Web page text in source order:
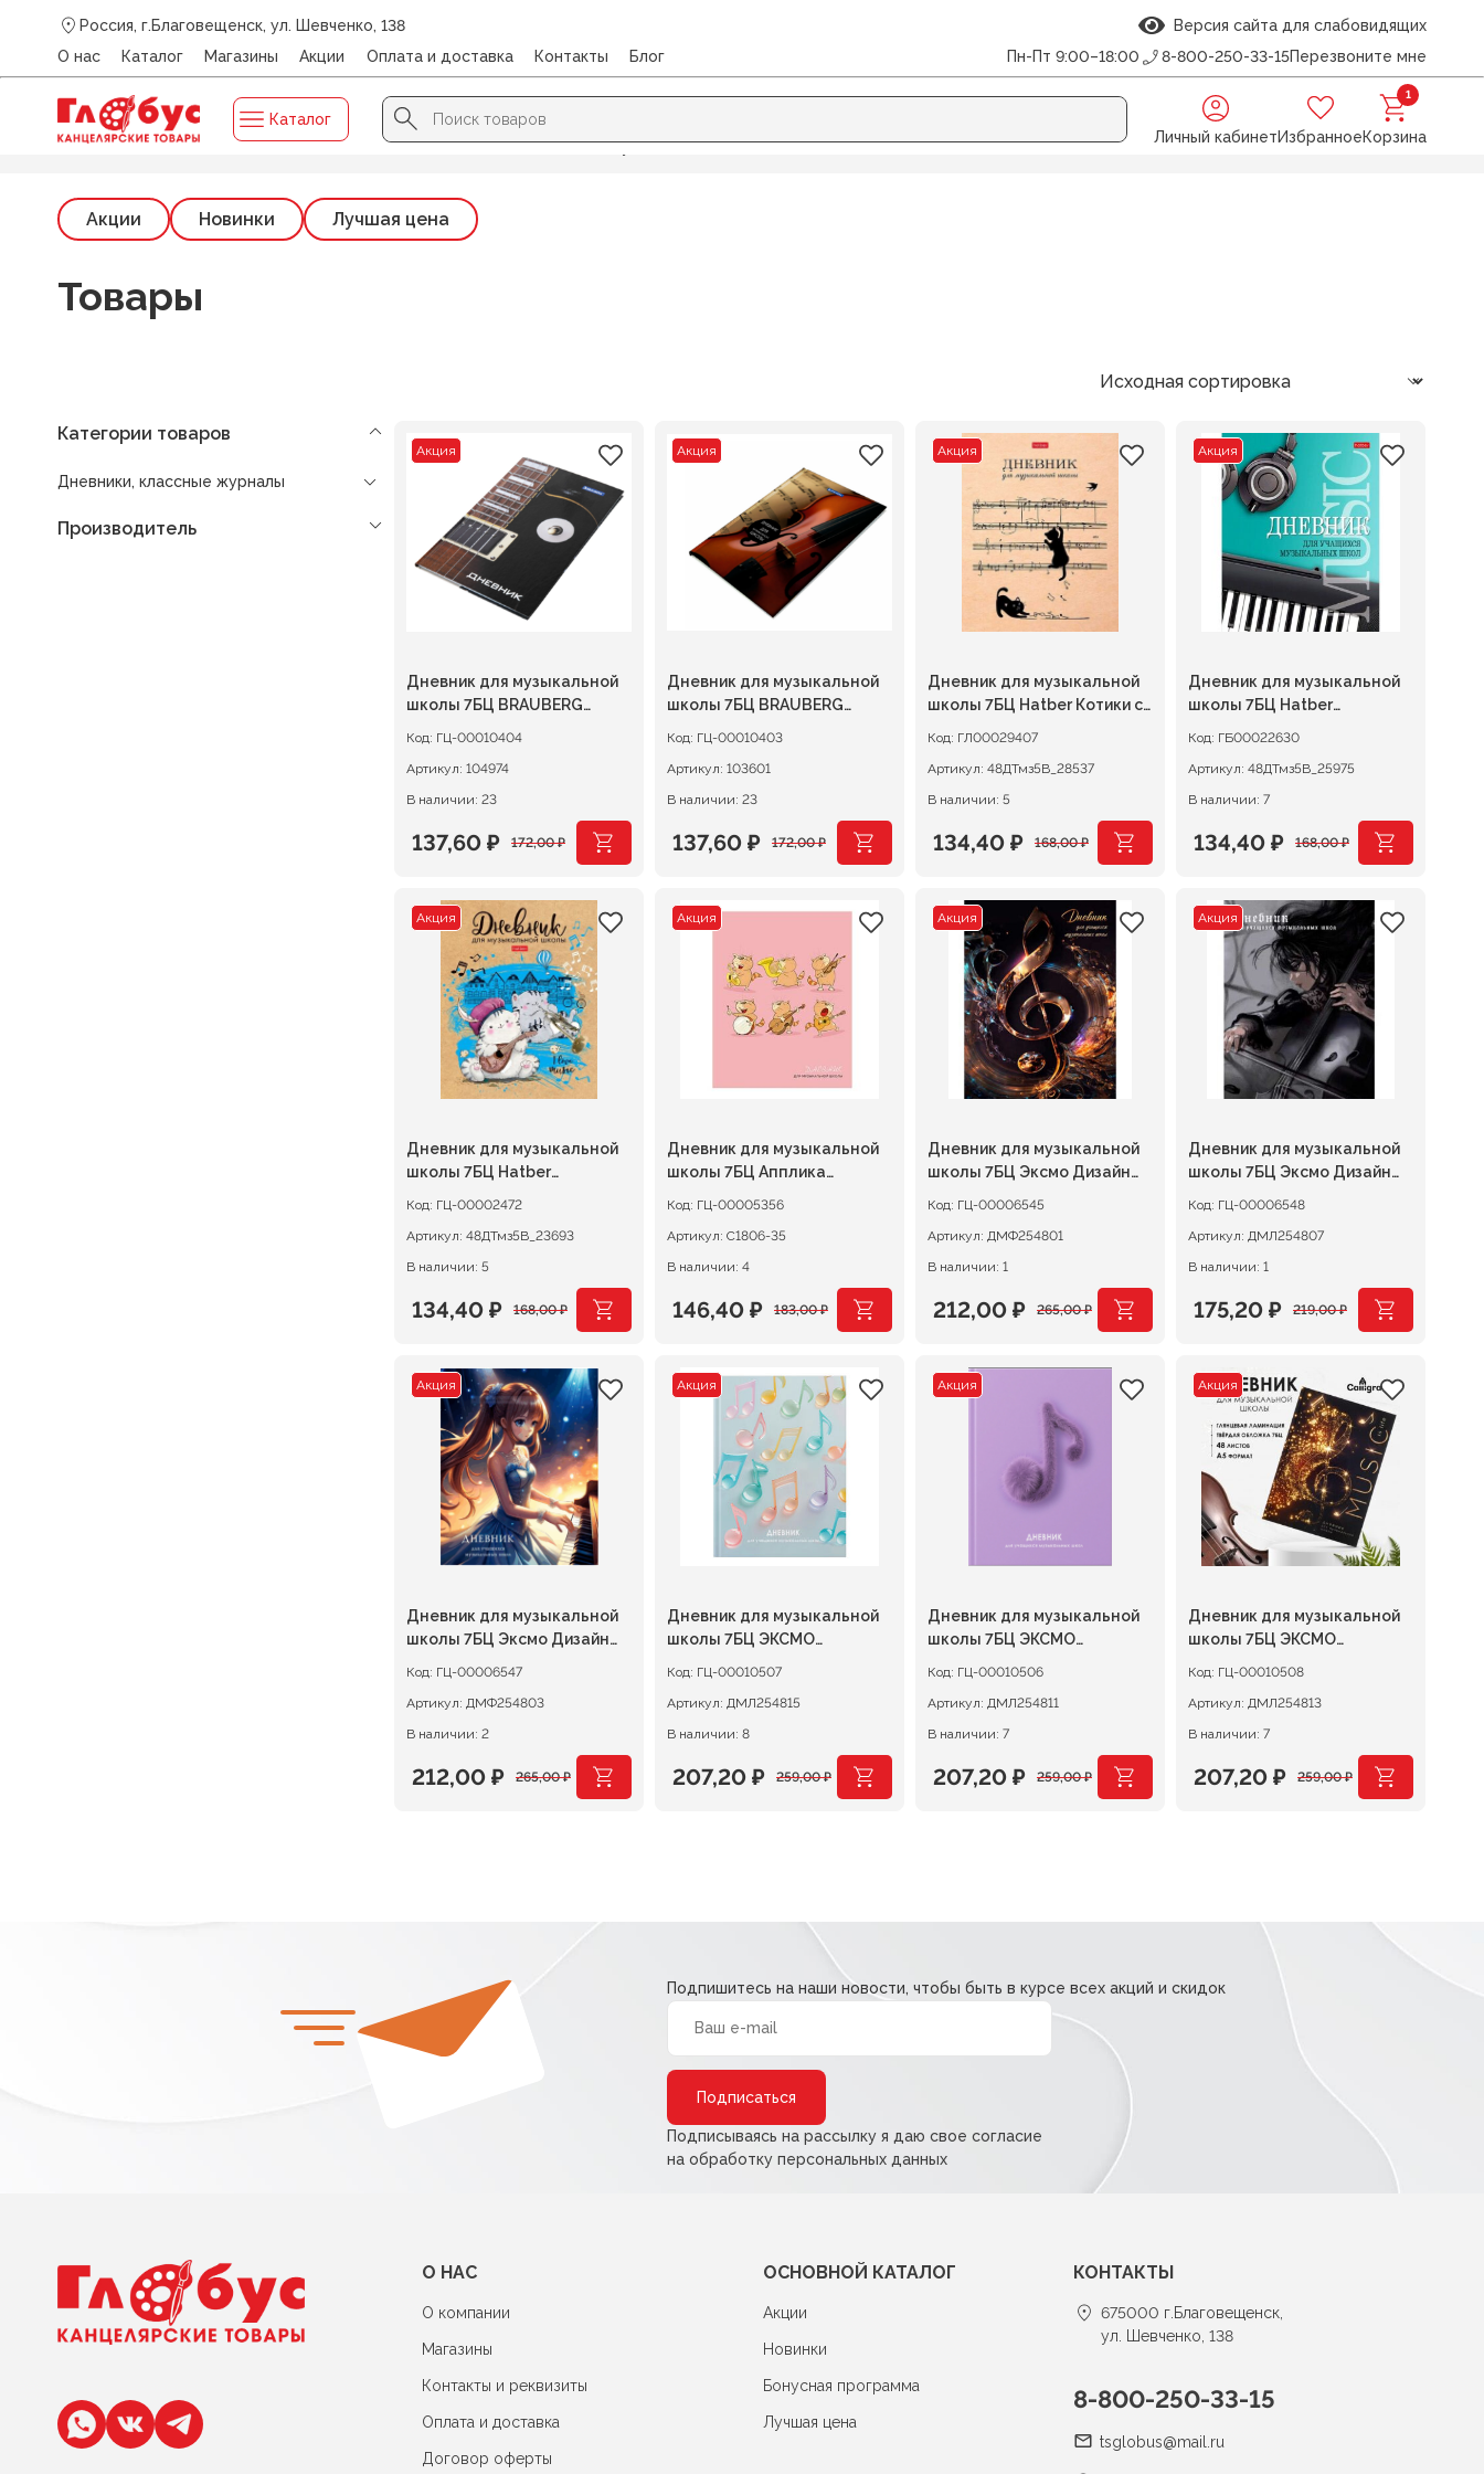
Россия, г.Благовещенск, ул. Шевченко, 138
Версия сайта для слабовидящих
О нас
Каталог Магазины Акции Оплата и доставка Контакты Блог Пн-Пт 9:00–18:00 8-800-250-33-15Перезвоните мне
Каталог
Search
for:
Search Button
Личный кабинетИзбранное
1
Корзина
Главная /Каталог/ ДНЕВНИКИ, КЛАССНЫЕ ЖУРНАЛЫ/Дневники для музыкальной школы
Акции Новинки Лучшая цена
Товары
Категории товаров
Дневники, классные журналы
Производитель
Акция
Дневник для музыкальной
школы 7БЦ BRAUBERG
Код: ГЦ-00010404
Артикул: 104974
В наличии: 23
172,00₽
Первоначальная
составляла
172,00 ₽.
137,60 ₽
Текущая
137,60 ₽.
Акция
Дневник для музыкальной
школы 7БЦ BRAUBERG
Код: ГЦ-00010403
Артикул: 103601
В наличии: 23
172,00₽
Первоначальная
составляла
172,00 ₽.
137,60 ₽
Текущая
137,60 ₽.
Акция
Дневник для музыкальной
школы 7БЦ Hatber Котики с
Код: ГЛ00029407
Артикул: 48ДТмз5В_28537
В наличии: 5
168,00₽
Первоначальная
составляла
168,00 ₽.
134,40 ₽
Текущая
134,40 ₽.
Акция
Дневник для музыкальной
школы 7БЦ Hatber
Код: ГБ00022630
Артикул: 48ДТмз5В_25975
В наличии: 7
168,00₽
Первоначальная
составляла
168,00 ₽.
134,40 ₽
Текущая
134,40 ₽.
Акция
Дневник для музыкальной
школы 7БЦ Hatber
Код: ГЦ-00002472
Артикул: 48ДТмз5В_23693
В наличии: 5
168,00₽
Первоначальная
составляла
168,00 ₽.
134,40 ₽
Текущая
134,40 ₽.
Акция
Дневник для музыкальной
школы 7БЦ Апплика
Код: ГЦ-00005356
Артикул: С1806-35
В наличии: 4
183,00₽
Первоначальная
составляла
183,00 ₽.
146,40 ₽
Текущая
146,40 ₽.
Акция
Дневник для музыкальной
школы 7БЦ Эксмо Дизайн
Код: ГЦ-00006545
Артикул: ДМФ254801
В наличии: 1
265,00₽
Первоначальная
составляла
212,00 ₽
Текущая
212,00 ₽.
Акция
Дневник для музыкальной
школы 7БЦ Эксмо Дизайн
Код: ГЦ-00006548
Артикул: ДМЛ254807
В наличии: 1
219,00₽
Первоначальная
составляла
219,00 ₽.
175,20 ₽
Текущая
175,20 ₽.
Акция
Дневник для музыкальной
школы 7БЦ Эксмо Дизайн
Код: ГЦ-00006547
Артикул: ДМФ254803
В наличии: 2
265,00₽
Первоначальная
212,00 ₽
Текущая
Акция
Дневник для музыкальной
школы 7БЦ ЭКСМО
Код: ГЦ-00010507
Артикул: ДМЛ254815
В наличии: 8
259,00₽
Первоначальная
207,20 ₽
Текущая
Акция
Дневник для музыкальной
школы 7БЦ ЭКСМО
Код: ГЦ-00010506
Артикул: ДМЛ254811
В наличии: 7
259,00₽
Первоначальная
207,20 ₽
Текущая
Акция
Дневник для музыкальной
школы 7БЦ ЭКСМО
Код: ГЦ-00010508
Артикул: ДМЛ254813
В наличии: 7
259,00₽
Первоначальная
207,20 ₽
Текущая
Подпишитесь на наши новости, чтобы быть в курсе всех акций и скидок
Подписываясь на рассылку я даю свое согласие
на обработку персональных данных
О НАС
О компании
Магазины
Контакты и реквизиты
Оплата и доставка
Договор оферты
ОСНОВНОЙ КАТАЛОГ
Акции
Новинки
Бонусная программа
Лучшая цена
КОНТАКТЫ
675000 г.Благовещенск,
ул. Шевченко, 138
8-800-250-33-15
tsglobus@mail.ru